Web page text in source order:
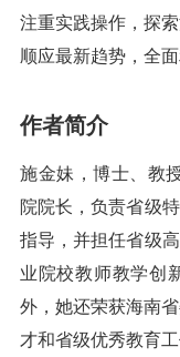
注重实践操作，探
顺应最新趋势，全
作者简介
施金妹，博士、教
院院长，负责省级
指导，并担任省级
业院校教师教学创
外，她还荣获海南
才和省级优秀教育工